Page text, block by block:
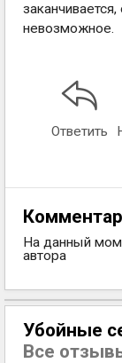
невозможное.
Ответить
На данный
автора
Убойные
Все